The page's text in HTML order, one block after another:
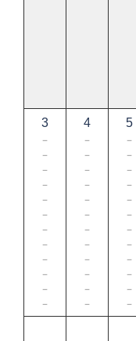
3
－
－
－
－
－
－
－
－
－
－
－
－
4
－
－
－
－
－
－
－
－
－
－
－
－
5
－
－
－
－
－
－
－
－
－
－
－
－